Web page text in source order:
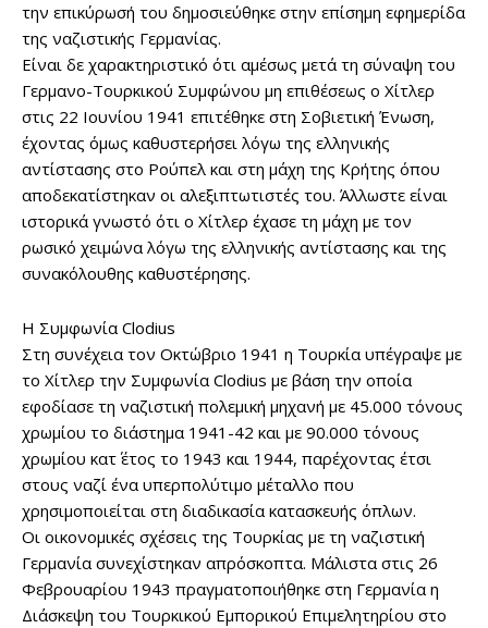
την επικύρωσή του δημοσιεύθηκε στην επίσημη εφημερίδα
της ναζιστικής Γερμανίας.
Είναι δε χαρακτηριστικό ότι αμέσως μετά τη σύναψη του
Γερμανο-Τουρκικού Συμφώνου μη επιθέσεως ο Χίτλερ
στις 22 Ιουνίου 1941 επιτέθηκε στη Σοβιετική Ένωση,
έχοντας όμως καθυστερήσει λόγω της ελληνικής
αντίστασης στο Ρούπελ και στη μάχη της Κρήτης όπου
αποδεκατίστηκαν οι αλεξιπτωτιστές του. Άλλωστε είναι
ιστορικά γνωστό ότι ο Χίτλερ έχασε τη μάχη με τον
ρωσικό χειμώνα λόγω της ελληνικής αντίστασης και της
συνακόλουθης καθυστέρησης.
Η Συμφωνία Clodius
Στη συνέχεια τον Οκτώβριο 1941 η Τουρκία υπέγραψε με
το Χίτλερ την Συμφωνία Clodius με βάση την οποία
εφοδίασε τη ναζιστική πολεμική μηχανή με 45.000 τόνους
χρωμίου το διάστημα 1941-42 και με 90.000 τόνους
χρωμίου κατ΄ έτος το 1943 και 1944, παρέχοντας έτσι
στους ναζί ένα υπερπολύτιμο μέταλλο που
χρησιμοποιείται στη διαδικασία κατασκευής όπλων.
Οι οικονομικές σχέσεις της Τουρκίας με τη ναζιστική
Γερμανία συνεχίστηκαν απρόσκοπτα. Μάλιστα στις 26
Φεβρουαρίου 1943 πραγματοποιήθηκε στη Γερμανία η
Διάσκεψη του Τουρκικού Εμπορικού Επιμελητηρίου στο